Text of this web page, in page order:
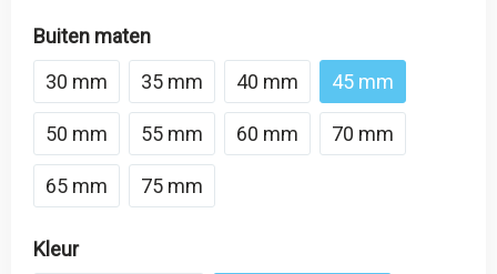
Buiten maten
30 mm
35 mm 40 mm 45 mm
50 mm 55 mm 60 mm 70 mm
65 mm 75 mm
Kleur